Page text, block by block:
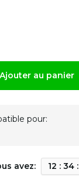
Ajouter au panier
pour:
avez: 12 : 34: